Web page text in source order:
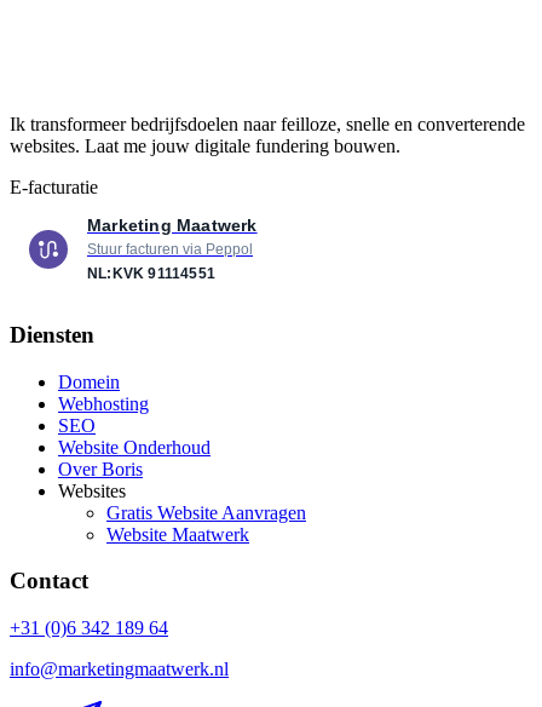
Ik transformeer bedrijfsdoelen naar feilloze, snelle en converterende
websites. Laat me jouw digitale fundering bouwen.
E-facturatie
Marketing Maatwerk
Stuur facturen via Peppol
NL:KVK 91114551
Diensten
Domein
Webhosting
SEO
Website Onderhoud
Over Boris
Websites
Gratis Website Aanvragen
Website Maatwerk
Contact
+31 (0)6 342 189 64
info@marketingmaatwerk.nl